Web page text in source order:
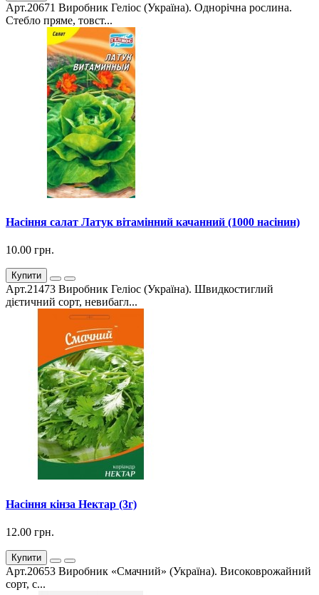
Арт.20671 Виробник Геліос (Україна). Однорічна рослина.
Стебло пряме, товст...
Насіння салат Латук вітамінний качанний (1000 насінин)
10.00 грн.
Купити
Арт.21473 Виробник Геліос (Україна). Швидкостиглий
дієтичний сорт, невибагл...
Насіння кінза Нектар (3г)
12.00 грн.
Купити
Арт.20653 Виробник «Смачний» (Україна). Високоврожайний
сорт, с...